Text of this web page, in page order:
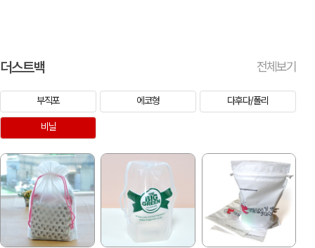
더스트백 전체보기
부직포 에코형 다후다/폴리
비닐